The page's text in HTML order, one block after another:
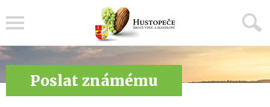
Poslat známému